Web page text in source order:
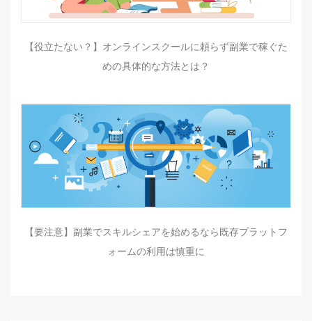
【役立たない？】オンラインスクールに頼らず副業で稼ぐた
めの具体的な方法とは？
【要注意】副業でスキルシェアを始めるなら既存プラットフ
ォームの利用は慎重に